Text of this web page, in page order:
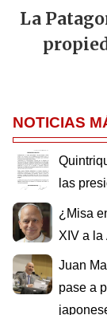
La
NOTICIAS
las
¿Misa
XIV a la
Juan
pase a